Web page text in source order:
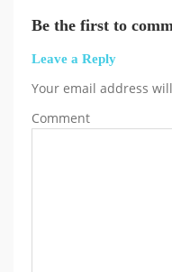
Be the first to
Leave a Reply
Your email address
Comment